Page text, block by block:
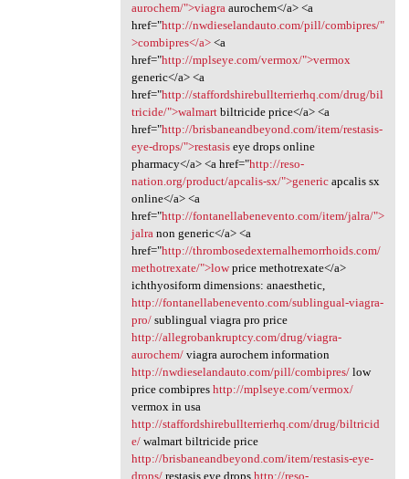
aurochem/">viagraaurochem</a> <a
href="http://nwdieselandauto.com/pill/combipres/"
>combipres</a><a
href="http://mplseye.com/vermox/">vermox
generic</a> <a
href="http://staffordshirebullterrierhq.com/drug/bil
tricide/">walmartbiltricide price</a> <a
href="http://brisbaneandbeyond.com/item/restasis-
eye-drops/">restasiseye drops online
pharmacy</a> <a href="http://reso-
nation.org/product/apcalis-sx/">genericapcalis sx
online</a> <a
href="http://fontanellabenevento.com/item/jalra/">
jalranon generic</a> <a
href="http://thrombosedexternalhemorrhoids.com/
methotrexate/">lowprice methotrexate</a>
ichthyosiform dimensions: anaesthetic,
http://fontanellabenevento.com/sublingual-viagra-
pro/sublingual viagra pro price
http://allegrobankruptcy.com/drug/viagra-
aurochem/viagra aurochem information
http://nwdieselandauto.com/pill/combipres/low
price combipres http://mplseye.com/vermox/
vermox in usa
http://staffordshirebullterrierhq.com/drug/biltricid
e/walmart biltricide price
http://brisbaneandbeyond.com/item/restasis-eye-
drops/restasis eye drops http://reso-